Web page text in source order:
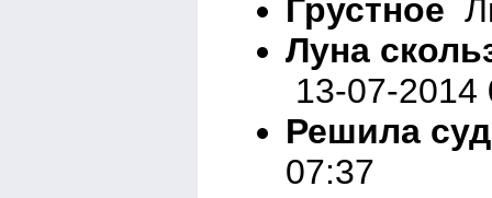
Грустное
Луна
13-07-2014
Решила
07:37